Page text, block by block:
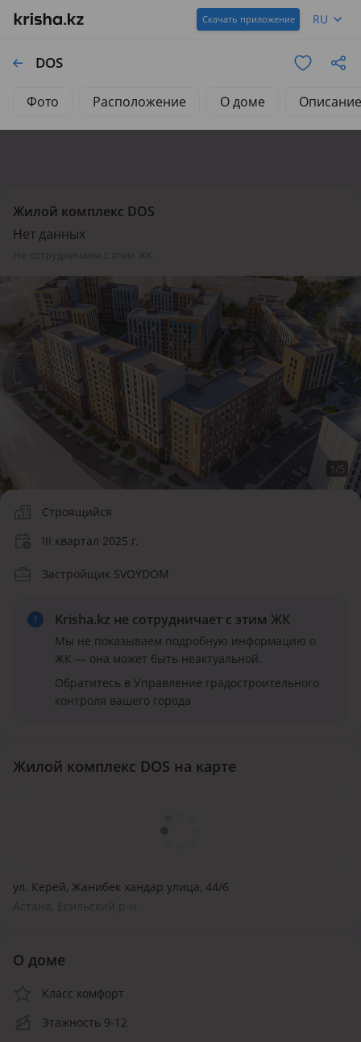
Скачать приложение RU
DOS
Фото Расположение О доме Описание
Жилой комплекс DOS
Нет данных
1/5
Строящийся
III квартал 2025 г.
Застройщик SVOYDOM
Krisha.kz не сотрудничает с этим ЖК
Мы не показываем подробную информацию о
ЖК — она может быть неактуальной.
Обратитесь в Управление градостроительного
контроля вашего города
Жилой комплекс DOS на карте
ул. Керей, Жанибек хандар улица, 44/6
О доме
Класс комфорт
Этажность 9-12